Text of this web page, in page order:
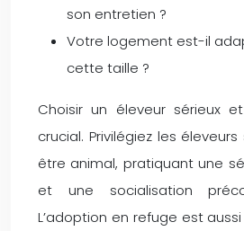
son entretien ?
Votre logement est-il
cette taille ?
Choisir un éleveur sérieux
crucial. Privilégiez les
être animal, pratiquant une
et une socialisation
L’adoption en refuge est